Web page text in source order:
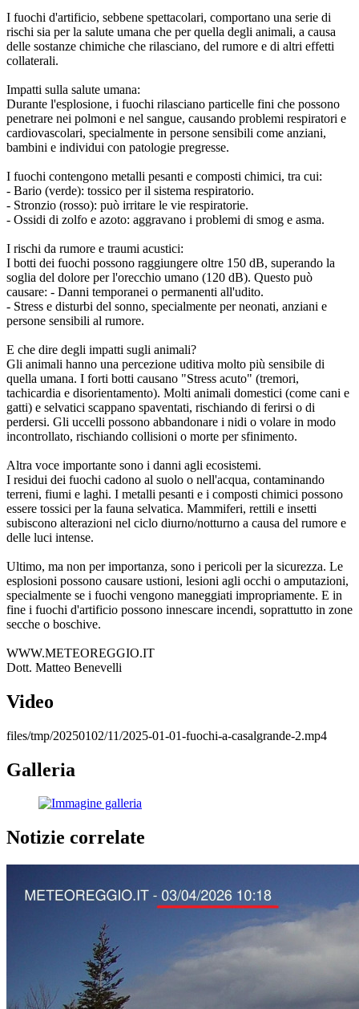
I fuochi d'artificio, sebbene spettacolari, comportano una serie di
rischi sia per la salute umana che per quella degli animali, a causa
delle sostanze chimiche che rilasciano, del rumore e di altri effetti
collaterali.
Impatti sulla salute umana:
Durante l'esplosione, i fuochi rilasciano particelle fini che possono
penetrare nei polmoni e nel sangue, causando problemi respiratori e
cardiovascolari, specialmente in persone sensibili come anziani,
bambini e individui con patologie pregresse.
I fuochi contengono metalli pesanti e composti chimici, tra cui:
- Bario (verde): tossico per il sistema respiratorio.
- Stronzio (rosso): può irritare le vie respiratorie.
- Ossidi di zolfo e azoto: aggravano i problemi di smog e asma.
I rischi da rumore e traumi acustici:
I botti dei fuochi possono raggiungere oltre 150 dB, superando la
soglia del dolore per l'orecchio umano (120 dB). Questo può
causare: - Danni temporanei o permanenti all'udito.
- Stress e disturbi del sonno, specialmente per neonati, anziani e
persone sensibili al rumore.
E che dire degli impatti sugli animali?
Gli animali hanno una percezione uditiva molto più sensibile di
quella umana. I forti botti causano "Stress acuto" (tremori,
tachicardia e disorientamento). Molti animali domestici (come cani e
gatti) e selvatici scappano spaventati, rischiando di ferirsi o di
perdersi. Gli uccelli possono abbandonare i nidi o volare in modo
incontrollato, rischiando collisioni o morte per sfinimento.
Altra voce importante sono i danni agli ecosistemi.
I residui dei fuochi cadono al suolo o nell'acqua, contaminando
terreni, fiumi e laghi. I metalli pesanti e i composti chimici possono
essere tossici per la fauna selvatica. Mammiferi, rettili e insetti
subiscono alterazioni nel ciclo diurno/notturno a causa del rumore e
delle luci intense.
Ultimo, ma non per importanza, sono i pericoli per la sicurezza. Le
esplosioni possono causare ustioni, lesioni agli occhi o amputazioni,
specialmente se i fuochi vengono maneggiati impropriamente. E in
fine i fuochi d'artificio possono innescare incendi, soprattutto in zone
secche o boschive.
WWW.METEOREGGIO.IT
Dott. Matteo Benevelli
Video
files/tmp/20250102/11/2025-01-01-fuochi-a-casalgrande-2.mp4
Galleria
Notizie correlate